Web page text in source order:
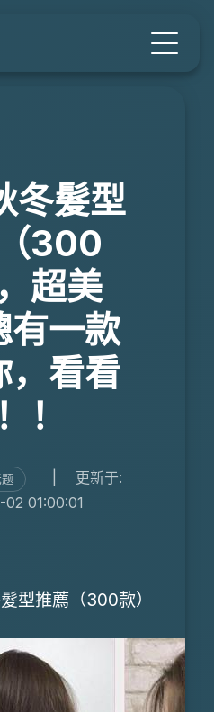
冬髮型
300
超美
有一款
，看看
！
更新于:
01:00:01
髮型推薦（300款）